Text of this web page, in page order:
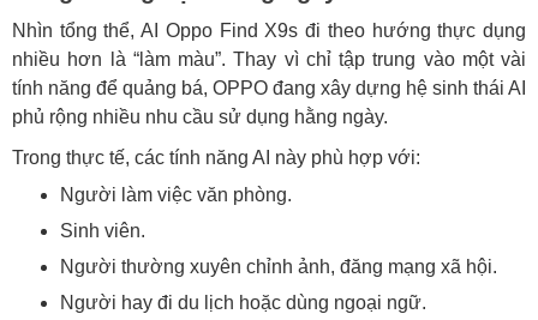
Nhìn tổng thể, AI Oppo Find X9s đi theo hướng thực dụng
nhiều hơn là “làm màu”. Thay vì chỉ tập trung vào một vài
tính năng để quảng bá, OPPO đang xây dựng hệ sinh thái AI
phủ rộng nhiều nhu cầu sử dụng hằng ngày.
Trong thực tế, các tính năng AI này phù hợp với:
Người làm việc văn phòng.
Sinh viên.
Người thường xuyên chỉnh ảnh, đăng mạng xã hội.
Người hay đi du lịch hoặc dùng ngoại ngữ.